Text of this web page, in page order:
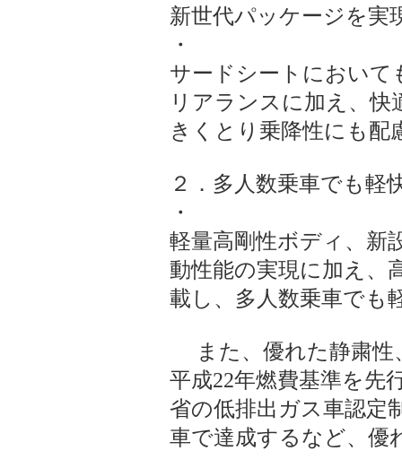
新世代パッケージを実
・
サードシートにおい
リアランスに加え、快
きくとり乗降性にも配
２．多人数乗車でも軽
・
軽量高剛性ボディ、新
動性能の実現に加え、
載し、多人数乗車でも
また、優れた静粛性
平成22年燃費基準を先
省の低排出ガス車認定
車で達成するなど、優